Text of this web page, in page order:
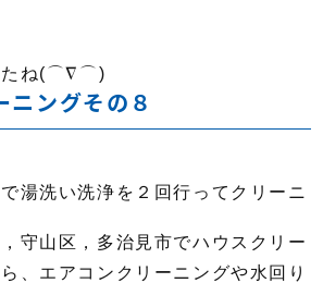
たね(⌒∇⌒)
ニングその８
湯洗い洗浄を２回行ってクリーニ
守山区，多治見市でハウスクリー
、エアコンクリーニングや水回り